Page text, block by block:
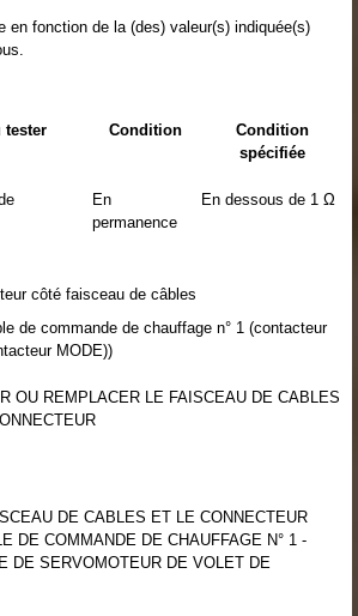
en fonction de la (des) valeur(s) indiquée(s)
tester Condition
Condition
spécifiée
En
permanence
En dessous de 1 Ω
côté faisceau de câbles
de commande de chauffage n° 1 (contacteur
MODE))
OU REMPLACER LE FAISCEAU DE CABLES
DE CABLES ET LE CONNECTEUR
DE COMMANDE DE CHAUFFAGE N° 1 -
DE SERVOMOTEUR DE VOLET DE